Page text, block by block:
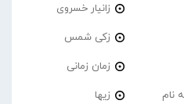
زانیار خسروی
زکی شمس
زمان زمانی
نام زیها